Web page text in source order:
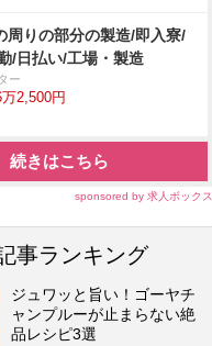
周りの部分の製造/即入寮/
/日払い/工場・製造
ー
2,500円
続きはこちら
sponsored by 求人ボックス
事ランキング
ジュワッと旨い！ゴーヤチ
ャンプルーが止まらない絶
品レシピ3選